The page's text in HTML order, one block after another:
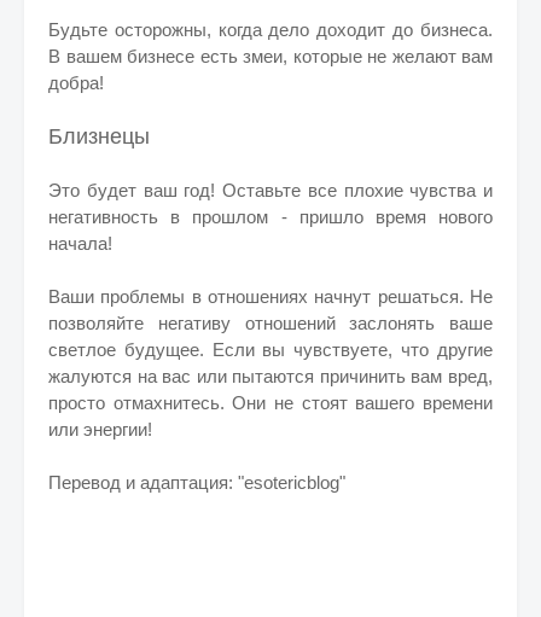
Будьте осторожны, когда дело доходит до бизнеса.
В вашем бизнесе есть змеи, которые не желают вам
добра!
Близнецы
Это будет ваш год! Оставьте все плохие чувства и
негативность в прошлом - пришло время нового
начала!
Ваши проблемы в отношениях начнут решаться. Не
позволяйте негативу отношений заслонять ваше
светлое будущее. Если вы чувствуете, что другие
жалуются на вас или пытаются причинить вам вред,
просто отмахнитесь.Они не стоят вашего времени
или энергии!
Перевод и адаптация: "esotericblog"